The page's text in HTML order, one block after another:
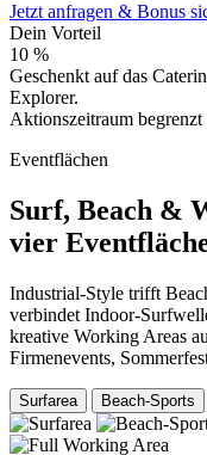
Jetzt anfragen & Bonus
Dein Vorteil
10 %
Geschenkt auf das
Explorer.
Aktionszeitraum
Eventflächen
Surf, Beach &
vier
Industrial-Style trifft
verbindet Indoor-
kreative Working Areas
Firmenevents,
Surfarea Beach-Sports